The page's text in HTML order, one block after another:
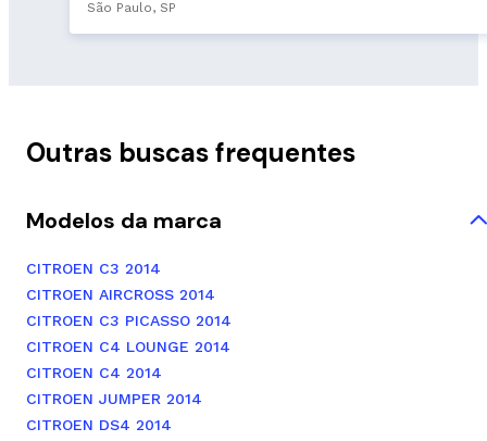
São Paulo, SP
Outras buscas frequentes
Modelos da marca
CITROEN C3 2014
CITROEN AIRCROSS 2014
CITROEN C3 PICASSO 2014
CITROEN C4 LOUNGE 2014
CITROEN C4 2014
CITROEN JUMPER 2014
CITROEN DS4 2014